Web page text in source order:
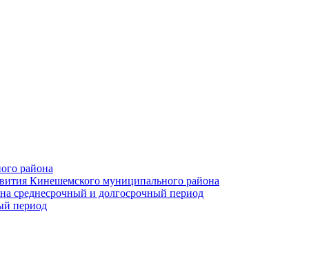
района
Кинешемского муниципального района
среднесрочный и долгосрочный период
период